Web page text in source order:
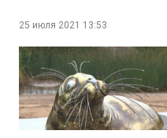
Дня ВМФ
25 июля 2021 13:53